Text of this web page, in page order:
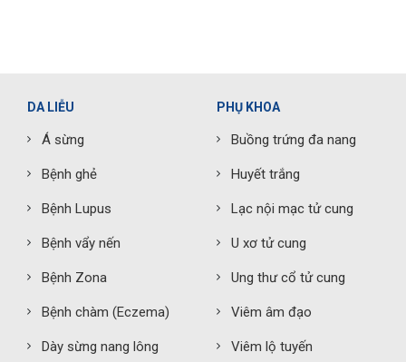
DA LIỄU
Á sừng
Bệnh ghẻ
Bệnh Lupus
Bệnh vẩy nến
Bệnh Zona
Bệnh chàm (Eczema)
Dày sừng nang lông
PHỤ KHOA
Buồng trứng đa nang
Huyết trắng
Lạc nội mạc tử cung
U xơ tử cung
Ung thư cổ tử cung
Viêm âm đạo
Viêm lộ tuyến